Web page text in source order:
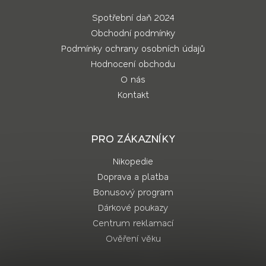
Spotřební daň 2024
Obchodní podmínky
Podmínky ochrany osobních údajů
Hodnocení obchodu
O nás
Kontakt
PRO ZÁKAZNÍKY
Nikopedie
Doprava a platba
Bonusový program
Dárkové poukazy
Centrum reklamací
Ověření věku